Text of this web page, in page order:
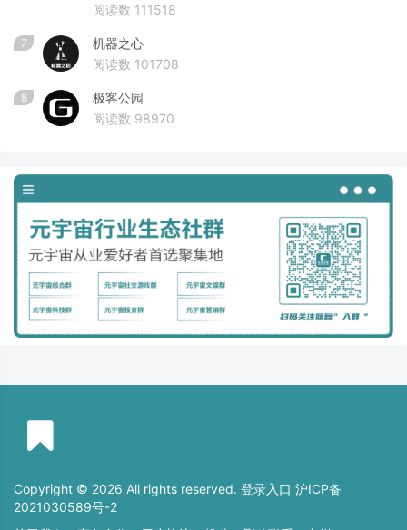
阅读数 111518
7
机器之心
阅读数 101708
8
极客公园
阅读数 98970
Copyright © 2026 All rights reserved. 登录入口 沪ICP备
2021030589号-2